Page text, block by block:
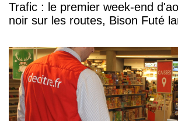
Trafic : le premier week-end
noir sur les routes, Bison Futé